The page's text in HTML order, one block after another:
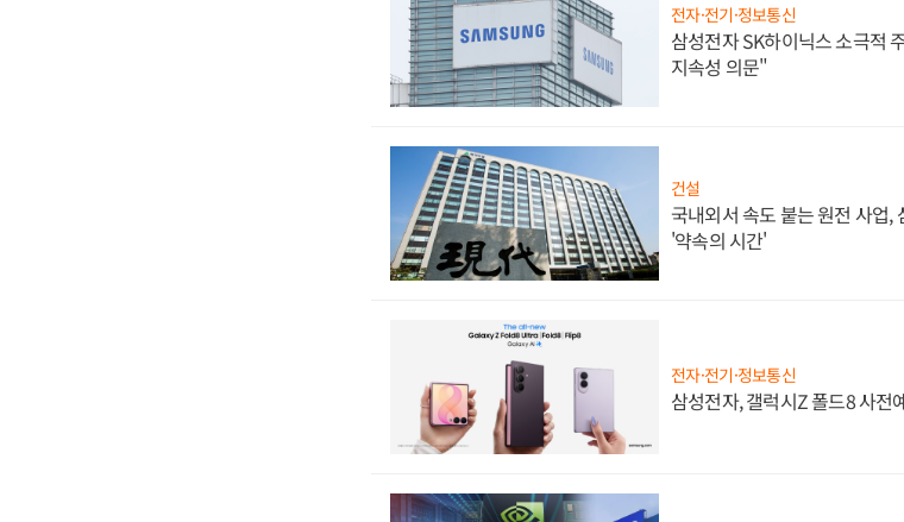
전자·전기·정보통신
삼성전자 SK하이닉스 소극적
지속성 의문"
건설
국내외서 속도 붙는 원전 사업,
'약속의 시간'
전자·전기·정보통신
삼성전자, 갤럭시Z 폴드8 사전